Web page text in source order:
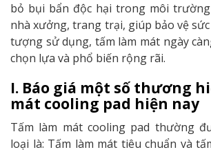
bỏ bụi bẩn độc hại trong môi trường
nhà xưởng, trang trại, giúp bảo vệ
tượng sử dụng, tấm làm mát ngày
chọn lựa và phổ biến rộng rãi.
I. Báo giá một số thương
mát cooling pad hiện nay
Tấm làm mát cooling pad thường
loại là: Tấm làm mát tiêu chuẩn và